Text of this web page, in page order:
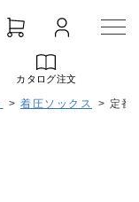
カタログ注文
> 着圧ソックス > 定番